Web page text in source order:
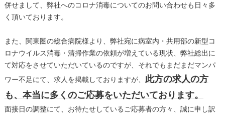
併せまして、弊社へのコロナ消毒についてのお問い合わせも日々多
く頂いております。
また、関東圏の総合病院様より、弊社宛に病室内・共用部の新型コ
ロナウイルス消毒・清掃作業の依頼が増えている現状、弊社総出に
て対応をさせていただいているのですが、それでもまだまだマンパ
ワー不足にて、求人を掲載しておりますが、 此方の求人の方
も、本当に多くのご応募をいただいております。
面接日の調整にて、お待たせしているご応募者の方々、誠に申し訳